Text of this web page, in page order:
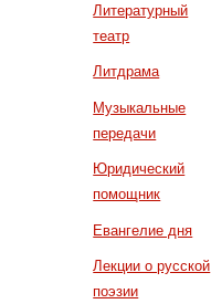
Литературный
театр
Литдрама
Музыкальные
передачи
Юридический
помощник
Евангелие дня
Лекции о русской
поэзии